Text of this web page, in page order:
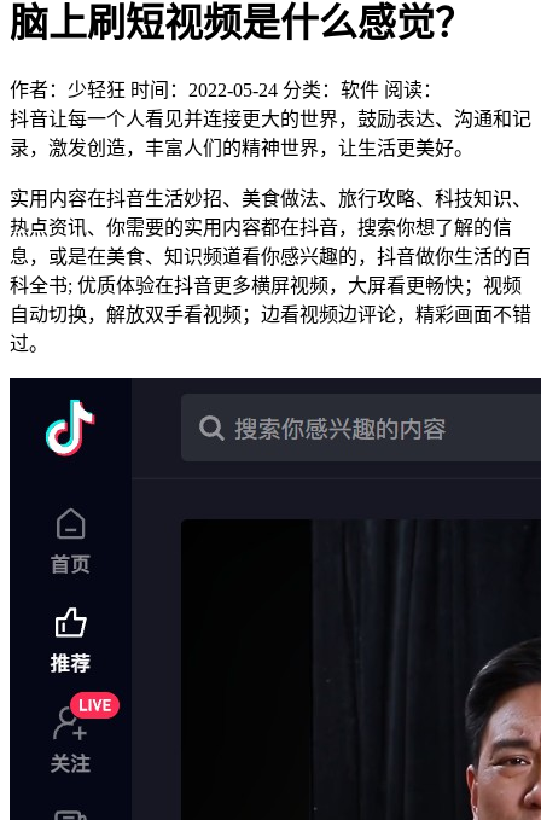
脑上刷短视频是什么感觉？
作者：少轻狂 时间：2022-05-24 分类：软件 阅读：
抖音让每一个人看见并连接更大的世界，鼓励表达、沟通和记
录，激发创造，丰富人们的精神世界，让生活更美好。
实用内容在抖音生活妙招、美食做法、旅行攻略、科技知识、
热点资讯、你需要的实用内容都在抖音，搜索你想了解的信
息，或是在美食、知识频道看你感兴趣的，抖音做你生活的百
科全书; 优质体验在抖音更多横屏视频，大屏看更畅快；视频
自动切换，解放双手看视频；边看视频边评论，精彩画面不错
过。